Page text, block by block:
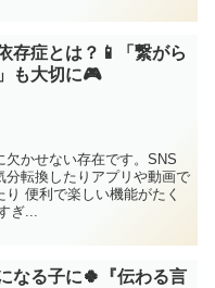
存症とは？📱「繋がら
も大切に🎮
欠かせない存在です。SNS
転換したりアプリや動画で
便利で楽しい機能がたく
ぎ...
なる子に🍀『伝わる言